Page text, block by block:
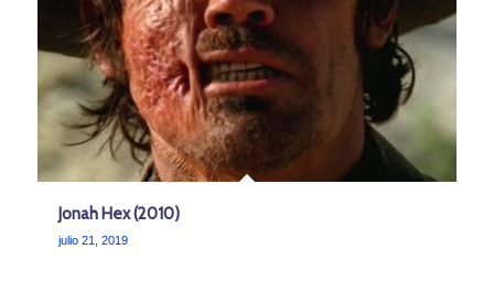
Jonah Hex (2010)
julio 21, 2019